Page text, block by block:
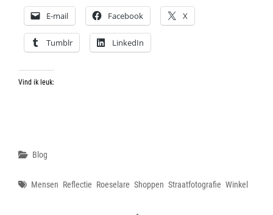
E-mail Facebook X
Tumblr LinkedIn
Vind ik leuk:
Categories
Blog
Tags
Mensen Reflectie Roeselare Shoppen Straatfotografie Winkel